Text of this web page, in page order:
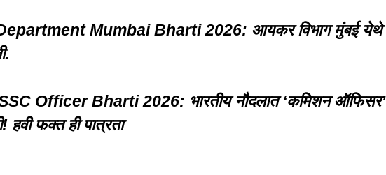
Mumbai Bharti 2026: आयकर विभाग मुंबई येथे
Officer Bharti 2026: भारतीय नौदलात ‘कमिशन ऑफिसर’
हवी फक्त ही पात्रता